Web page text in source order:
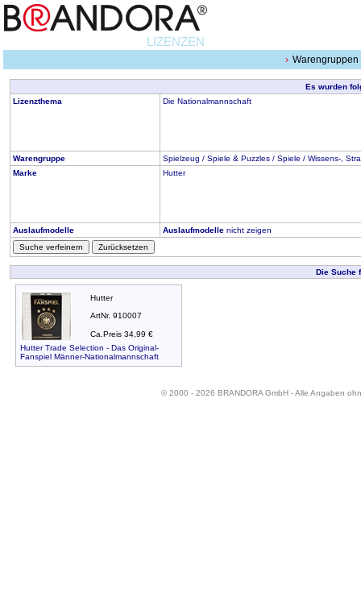
LIZENZEN
Warengruppen
Es wurden
Lizenzthema
Die Nationalmannschaft
Warengruppe
Spielzeug / Spiele & Puzzles / Spiele / Wissens-,
Marke
Hutter
Auslaufmodelle Auslaufmodelle nicht zeigen
Suche verfeinern
Zurücksetzen
Die Suche
Hutter
ArtNr. 910007
Ca.Preis 34,99 €
Hutter Trade Selection - Das Original-
Fanspiel Männer-Nationalmannschaft
© 2000 - 2026 BRANDORA GmbH - Alle Angaben